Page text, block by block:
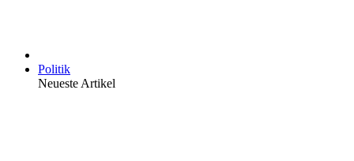
Politik
Neueste Artikel